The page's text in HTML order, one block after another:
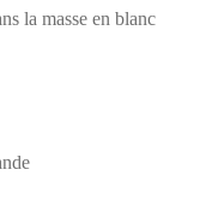
la masse en blanc